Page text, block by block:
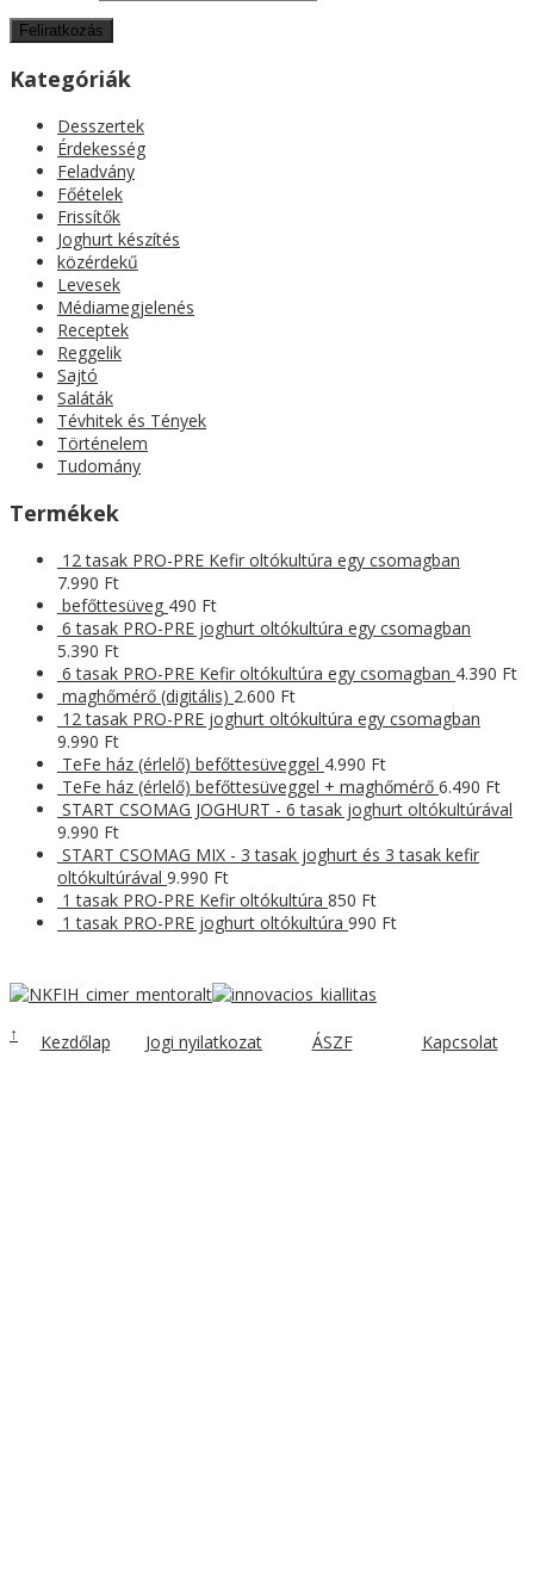
Kategóriák
Desszertek
Érdekesség
Feladvány
Főételek
Frissítők
Joghurt készítés
közérdekű
Levesek
Médiamegjelenés
Receptek
Reggelik
Sajtó
Saláták
Tévhitek és Tények
Történelem
Tudomány
Termékek
12 tasak PRO-PRE Kefir oltókultúra egy csomagban
7.990 Ft
befőttesüveg 490 Ft
6 tasak PRO-PRE joghurt oltókultúra egy csomagban
5.390 Ft
6 tasak PRO-PRE Kefir oltókultúra egy csomagban 4.390 Ft
maghőmérő (digitális) 2.600 Ft
12 tasak PRO-PRE joghurt oltókultúra egy csomagban
9.990 Ft
TeFe ház (érlelő) befőttesüveggel 4.990 Ft
TeFe ház (érlelő) befőttesüveggel + maghőmérő 6.490 Ft
START CSOMAG JOGHURT - 6 tasak joghurt oltókultúrával
9.990 Ft
START CSOMAG MIX - 3 tasak joghurt és 3 tasak kefir
oltókultúrával 9.990 Ft
1 tasak PRO-PRE Kefir oltókultúra 850 Ft
1 tasak PRO-PRE joghurt oltókultúra 990 Ft
↑ Kezdőlap Jogi nyilatkozat ÁSZF Kapcsolat